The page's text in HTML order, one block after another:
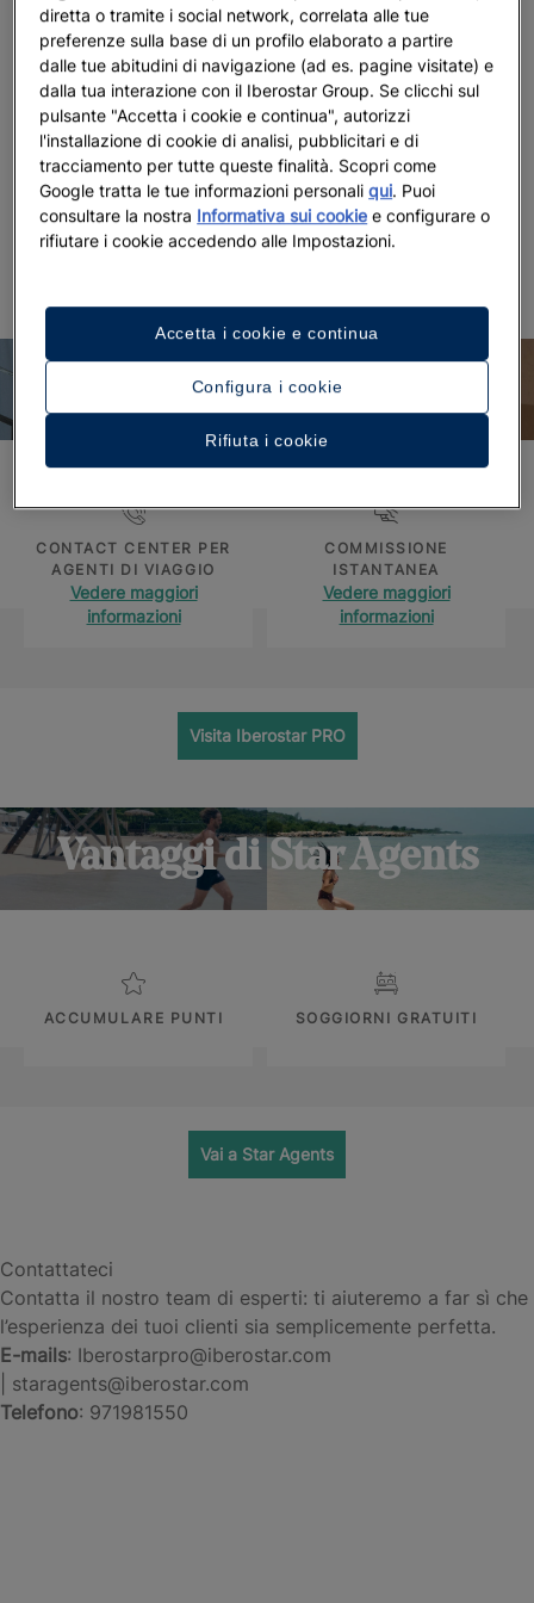
almiglior prezzo online garantito.E non perderti
Iberostaragents.com. Qui troverai tutto ciò di cui un agente di
viaggio può aver bisogno: notizie, informazioni, risorse per la
vendita e contatti importanti.
Potrai inoltre offrire ai tuoi clienti delle vacanze sostenibili,
grazie al nostro programmaWave of Change, basato su 3
pilastri fondamentali: l’economia circolare, la pesca
responsabile e la tutela delle coste.
Vantaggi di Iberostar PRO
CONTACT CENTER PER
AGENTI DI VIAGGIO
Vedere maggiori
informazioni
COMMISSIONE
ISTANTANEA
Vedere maggiori
informazioni
Visita Iberostar PRO
Vantaggi di Star Agents
ACCUMULARE PUNTI SOGGIORNI GRATUITI
Vai a Star Agents
Contattateci
Contatta il nostro team di esperti: ti aiuteremo a far sì che
l’esperienza dei tuoi clienti sia semplicemente perfetta.
E-mails: Iberostarpro@iberostar.com
| staragents@iberostar.com
Telefono: 971981550
diretta o tramite i social network, correlata alle tue
preferenze sulla base di un profilo elaborato a partire
dalle tue abitudini di navigazione (ad es. pagine visitate) e
dalla tua interazione con il Iberostar Group. Se clicchi sul
pulsante "Accetta i cookie e continua", autorizzi
l'installazione di cookie di analisi, pubblicitari e di
tracciamento per tutte queste finalità. Scopri come
Google tratta le tue informazioni personaliqui. Puoi
consultare la nostra Informativa sui cookie e configurare o
rifiutare i cookie accedendo alle Impostazioni.
Configura i cookie
Rifiuta i cookie
Accetta i cookie e continua